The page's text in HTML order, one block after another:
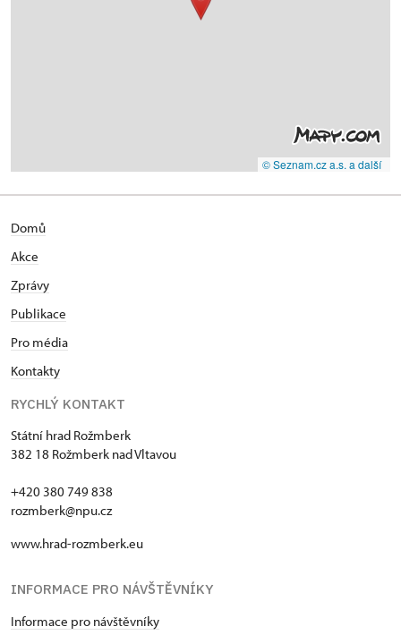
© Seznam.cz a.s. a další
Domů
Akce
Zprávy
Publikace
Pro média
Kontakty
RYCHLÝ KONTAKT
Státní hrad Rožmberk
382 18 Rožmberk nad Vltavou
+420 380 749 838
rozmberk@npu.cz
www.hrad-rozmberk.eu
INFORMACE PRO NÁVŠTĚVNÍKY
Informace pro návštěvníky